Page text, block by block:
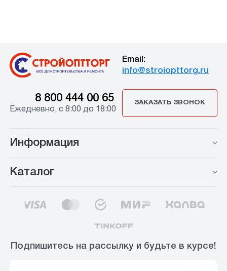
Email:
info@stroiopttorg.ru
8 800 444 00 65
Ежедневно, с 8:00 до 18:00
ЗАКАЗАТЬ ЗВОНОК
Информация
Каталог
Подпишитесь на рассылку и будьте в курсе!